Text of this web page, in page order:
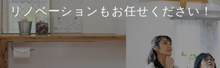
リノベーションもお任せください！